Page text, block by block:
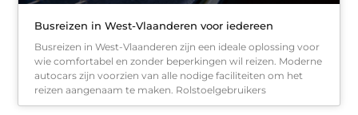
Busreizen in West-Vlaanderen voor iedereen
Busreizen in West-Vlaanderen zijn een ideale oplossing voor
wie comfortabel en zonder beperkingen wil reizen. Moderne
autocars zijn voorzien van alle nodige faciliteiten om het
reizen aangenaam te maken. Rolstoelgebruikers